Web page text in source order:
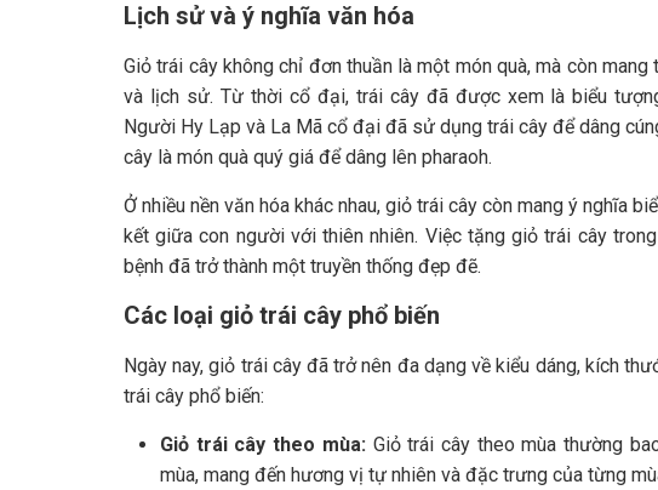
Lịch sử và ý nghĩa văn hóa
Giỏ trái cây không chỉ đơn thuần là một món quà, mà còn
và lịch sử. Từ thời cổ đại, trái cây đã được xem là biểu
Người Hy Lạp và La Mã cổ đại đã sử dụng trái cây để dâng
cây là món quà quý giá để dâng lên pharaoh.
Ở nhiều nền văn hóa khác nhau, giỏ trái cây còn mang ý nghĩa
kết giữa con người với thiên nhiên. Việc tặng giỏ trái cây
bệnh đã trở thành một truyền thống đẹp đẽ.
Các loại giỏ trái cây phổ biến
Ngày nay, giỏ trái cây đã trở nên đa dạng về kiểu dáng, kích
trái cây phổ biến:
Giỏ trái cây theo mùa:Giỏ trái cây theo mùa thường
mùa, mang đến hương vị tự nhiên và đặc trưng của từng